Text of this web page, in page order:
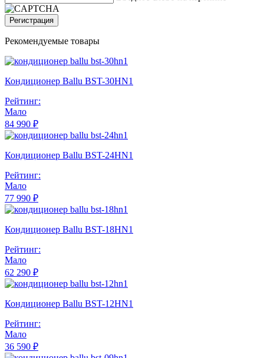
Регистрация
Рекомендуемые товары
Кондиционер Ballu BST-30HN1
Рейтинг:
Мало
84 990 ₽
Кондиционер Ballu BST-24HN1
Рейтинг:
Мало
77 990 ₽
Кондиционер Ballu BST-18HN1
Рейтинг:
Мало
62 290 ₽
Кондиционер Ballu BST-12HN1
Рейтинг:
Мало
36 590 ₽